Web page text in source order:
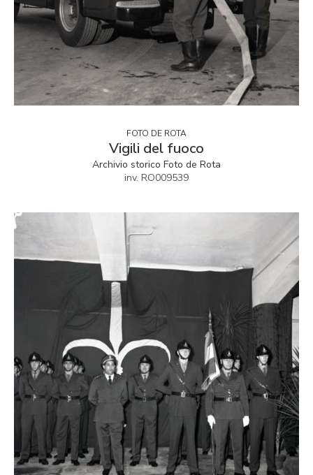
FOTO DE ROTA
Vigili del fuoco
Archivio storico Foto de Rota
inv. RO009539